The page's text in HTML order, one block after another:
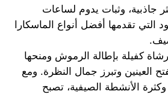
جاذبية، وثبات يدوم لساعات
تقدمها أفضل أنواع الماسكارا
كفيلة بإطالة الرموش ومنحها
العينين وتبرز جمال النظرة. ومع
الأنشطة الصيفية، تصبح